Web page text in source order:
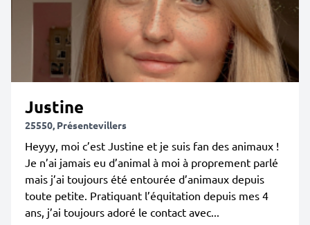
Justine
25550, Présentevillers
Heyyy, moi c’est Justine et je suis fan des animaux !
Je n’ai jamais eu d’animal à moi à proprement parlé
mais j’ai toujours été entourée d’animaux depuis
toute petite. Pratiquant l’équitation depuis mes 4
ans, j’ai toujours adoré le contact avec...